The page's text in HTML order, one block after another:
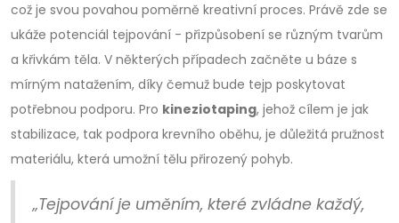
což je svou povahou poměrně kreativní proces. Právě zde se
ukáže potenciál tejpování - přizpůsobení se různým tvarům
a křivkám těla. V některých případech začněte u báze s
mírným natažením, díky čemuž bude tejp poskytovat
potřebnou podporu. Pro kineziotaping, jehož cílem je jak
stabilizace, tak podpora krevního oběhu, je důležitá pružnost
materiálu, která umožní tělu přirozený pohyb.
„Tejpování je uměním, které zvládne každý,